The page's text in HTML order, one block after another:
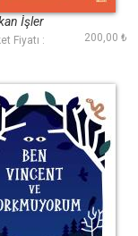
İ̇şler
Fiyatı : 200,00 ₺